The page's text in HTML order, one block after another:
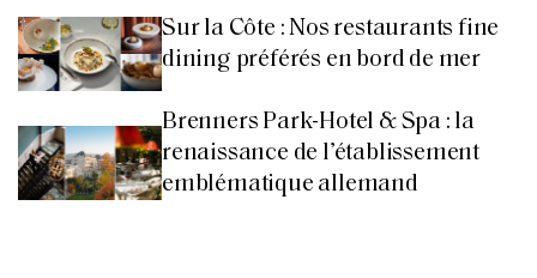
Sur la Côte : Nos restaurants fine
dining préférés en bord de mer
Brenners Park-Hotel & Spa : la
renaissance de l’établissement
emblématique allemand